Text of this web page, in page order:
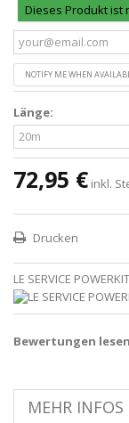
Dieses Produkt ist
NOTIFY ME WHEN
Länge:
72,95 € inkl.
Drucken
LE SERVICE
Bewertungen
MEHR INFOS